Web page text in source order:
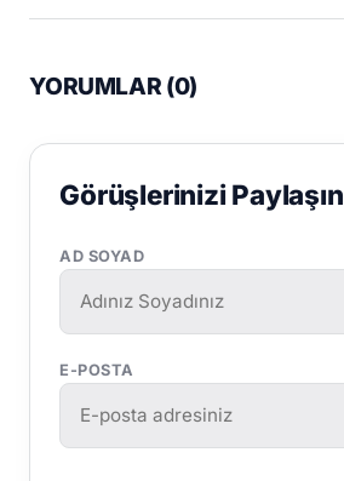
YORUMLAR (0)
Görüşlerinizi Paylaşın
AD SOYAD
E-POSTA